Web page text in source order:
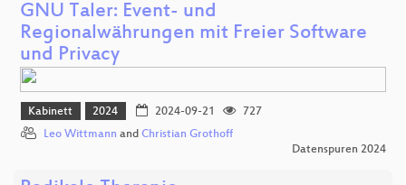
GNU Taler: Event- und
Regionalwährungen mit Freier Software
und Privacy
Kabinett 2024 2024-09-21
727
Leo Wittmann and Christian Grothoff
Datenspuren 2024